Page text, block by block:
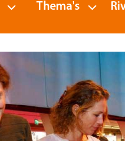
Thema's